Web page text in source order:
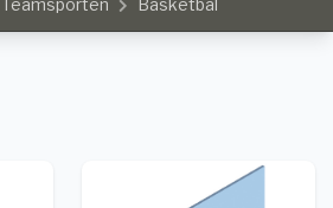
Teamsporten Basketbal